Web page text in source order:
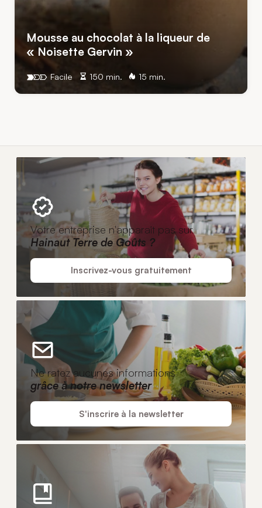
Mousse au chocolat à la liqueur de
« Noisette Gervin »
150 min. 15 min.
Facile
Votre entreprise n'apparaît pas sur
Hainaut Terre de Goûts ?
Inscrivez-vous gratuitement
Ne ratez aucunes informations
grâce à notre newsletter
S'inscrire à la newsletter